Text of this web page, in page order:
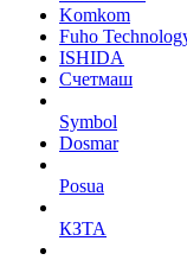
Komkom
Fuho
ISHIDA
Счетмаш
Symbol
Dosmar
Posua
КЗТА